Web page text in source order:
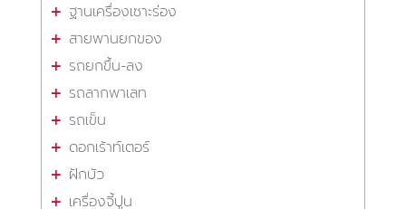
ฐานเครื่องเซาะร่อง
สายพานยกของ
รถยกขึ้น-ลง
รถลากพาเลท
รถเข็น
ดอกเร้าท์เตอร์
ฝักบัว
เครื่องจี้ปูน